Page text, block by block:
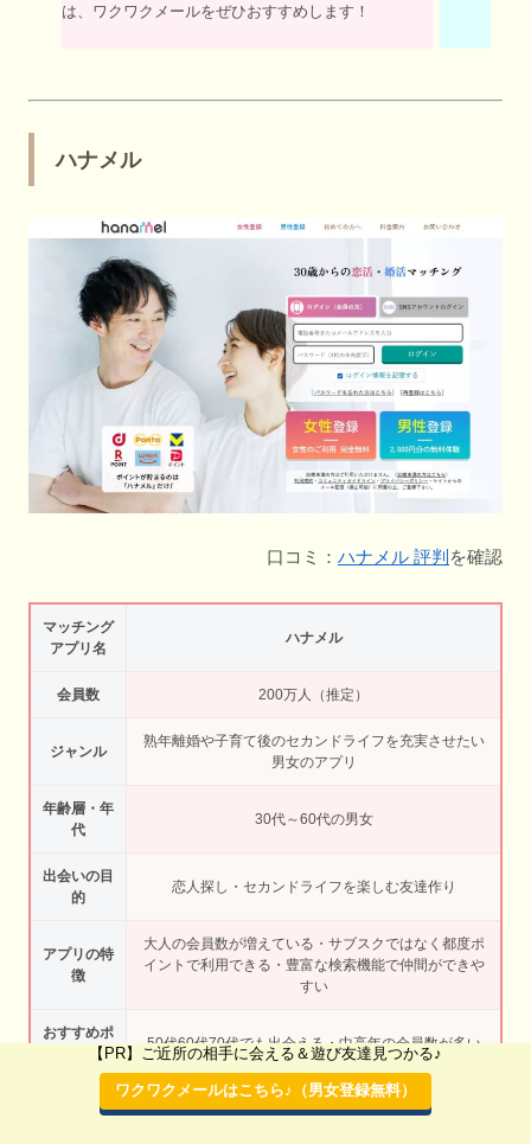
は、ワクワクメールをぜひおすすめします！
ハナメル
口コミ： ハナメル 評判 を確認
マッチング
アプリ名
ハナメル
会員数 200万人（推定）
ジャンル
熟年離婚や子育て後のセカンドライフを充実させたい
男女のアプリ
年齢層・年
代
30代～60代の男女
出会いの目
的
恋人探し・セカンドライフを楽しむ友達作り
アプリの特
徴
大人の会員数が増えている・サブスクではなく都度ポ
イントで利用できる・豊富な検索機能で仲間ができや
すい
おすすめポ
50代60代70代でも出会える・中高年の会員数が多い
★★★★★
【PR】ご近所の相手に会える＆遊び友達見つかる♪
ワクワクメールはこちら♪（男女登録無料）